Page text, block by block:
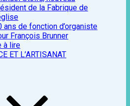
de la Fabrique de
ans de fonction d’organiste
François Brunner
à lire
ET L’ARTISANAT